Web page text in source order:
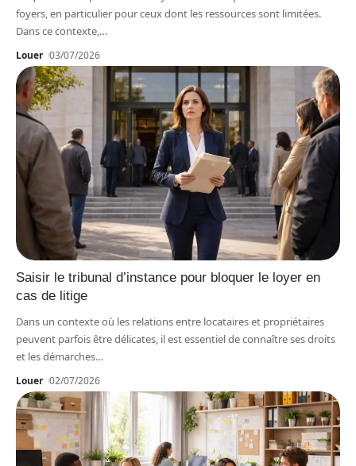
foyers, en particulier pour ceux dont les ressources sont limitées.
Dans ce contexte,…
Louer 03/07/2026
Saisir le tribunal d’instance pour bloquer le loyer en
cas de litige
Dans un contexte où les relations entre locataires et propriétaires
peuvent parfois être délicates, il est essentiel de connaître ses droits
et les démarches…
Louer 02/07/2026